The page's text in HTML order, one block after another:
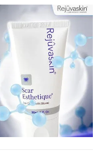
hệ quảng cáo
780 404
soạn Chính sách bảo